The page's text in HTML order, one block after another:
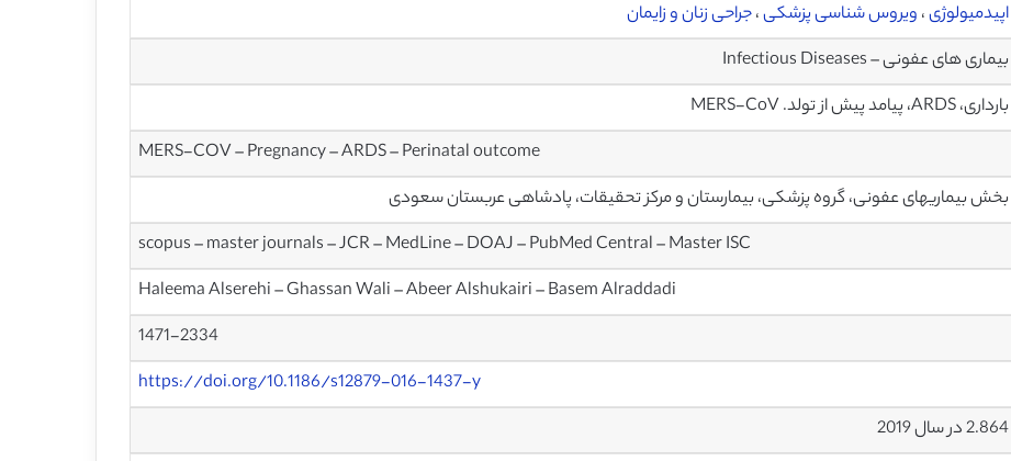
اپیدمیولوژی، ویروس شناسی پزشکی،جراحی زنان و زایمان
بیماری های عفونی – Infectious Diseases
بارداری، ARDS، پیامد پیش از تولد. MERS-CoV
MERS-COV – Pregnancy – ARDS – Perinatal outcome
بخش بیماریهای عفونی، گروه پزشکی، بیمارستان و مرکز تحقیقات، پادشاهی عربستان سعودی
scopus – master journals – JCR – MedLine – DOAJ – PubMed Central – Master ISC
Haleema Alserehi – Ghassan Wali – Abeer Alshukairi – Basem Alraddadi
1471-2334
https://doi.org/10.1186/s12879-016-1437-y
2.864 در سال 2019